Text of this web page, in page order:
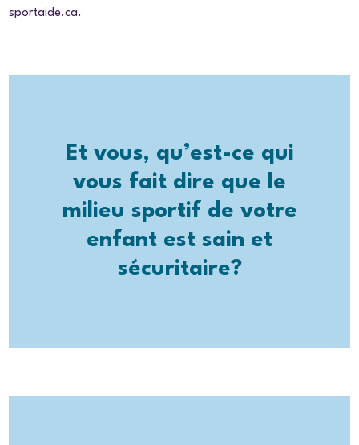
sportaide.ca.
Et vous, qu’est-ce qui
vous fait dire que le
milieu sportif de votre
enfant est sain et
sécuritaire?